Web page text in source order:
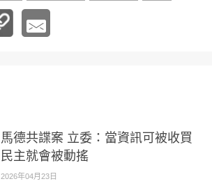
馬德共諜案 立委：當資訊可被收買
民主就會被動搖
2026年04月23日